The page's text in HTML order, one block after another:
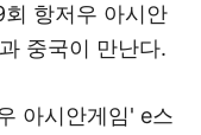
항저우 아시안
중국이 만난다.
아시안게임' e스